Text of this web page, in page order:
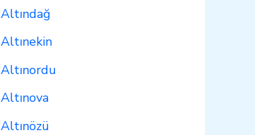
Altındağ
Altınekin
Altınordu
Altınova
Altınözü